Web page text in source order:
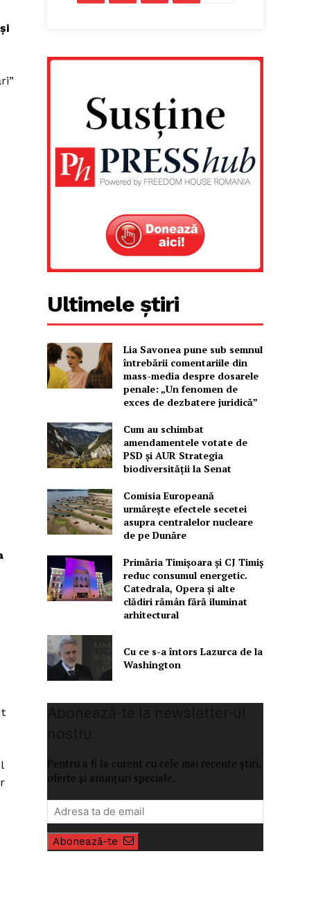
Ultimele știri
Lia Savonea pune sub semnul
întrebării comentariile din
mass-media despre dosarele
penale: „Un fenomen de
exces de dezbatere juridică”
Cum au schimbat
amendamentele votate de
PSD și AUR Strategia
biodiversității la Senat
Comisia Europeană
urmărește efectele secetei
asupra centralelor nucleare
de pe Dunăre
Primăria Timișoara şi CJ Timiș
reduc consumul energetic.
Catedrala, Opera şi alte
clădiri rămân fără iluminat
arhitectural
Cu ce s-a întors Lazurca de la
Washington
Pentru a fi la curent cu cele mai recente știri,
oferte și anunțuri speciale.
Abonează-te